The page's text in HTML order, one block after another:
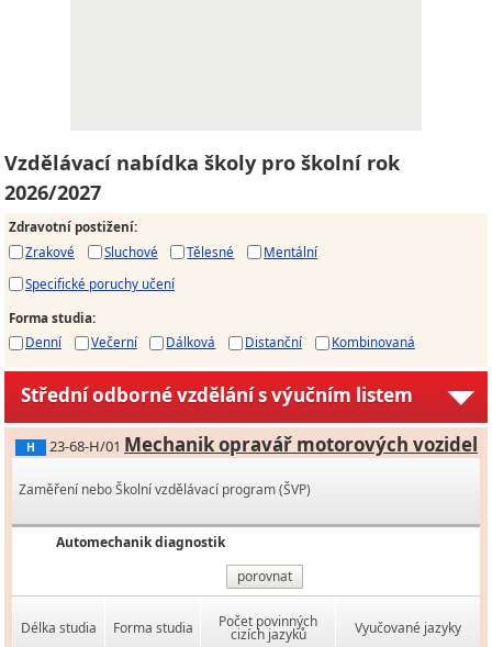
Vzdělávací nabídka školy pro školní rok
2026/2027
Zdravotní postižení:
Zrakové
Sluchové Tělesné
Mentální
Specifické poruchy učení
Forma studia:
Denní
Večerní Dálková Distanční Kombinovaná
Střední odborné vzdělání s výučním listem
H 23-68-H/01 Mechanik opravář motorových vozidel
Zaměření nebo Školní vzdělávací program (ŠVP)
Automechanik diagnostik
porovnat
Délka studia Forma studia Počet povinných
cizích jazyků Vyučované jazyky